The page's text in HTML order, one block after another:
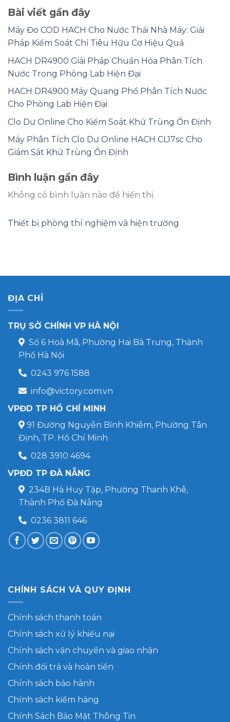
Bài viết gần đây
Máy Đo COD HACH Cho Nước Thải Nhà Máy: Giải
Pháp Kiểm Soát Chỉ Tiêu Hữu Cơ Hiệu Quả
HACH DR4900 Giải Pháp Chuẩn Hóa Phân Tích
Nước Trong Phòng Lab Hiện Đại
HACH DR4900 Máy Quang Phổ Phân Tích Nước
Cho Phòng Lab Hiện Đại
Clo Dư Online Cho Kiểm Soát Khử Trùng Ổn Định
Máy Phân Tích Clo Dư Online HACH CL17sc Cho
Giám Sát Khử Trùng Ổn Định
Bình luận gần đây
Không có bình luận nào để hiển thị.
Thiết bị phòng thí nghiệm và hiện trường
ĐỊA CHỈ
TRỤ SỞ CHÍNH VP HÀ NỘI
Số 6 Hoà Mã, Phường Hai Bà Trưng, Thành
Phố Hà Nội
0243 976 1588
info@victory.com.vn
VPĐD TP HỒ CHÍ MINH
91 Đường Nguyễn Bỉnh Khiêm, Phường Tân
Định, TP. Hồ Chí Minh
028 3910 4694
VPĐD TP ĐÀ NẴNG
234B Hà Huy Tập, Phường Thanh Khê,
Thành Phố Đà Nẵng
0236 3811 646
CHÍNH SÁCH VÀ QUY ĐỊNH
Chính sách thanh toán
Chính sách xử lý khiếu nại
Chính sách vận chuyển và giao nhận
Chính đổi trả và hoàn tiền
Chính sách bảo hành
Chính sách kiểm hàng
Chính Sách Bảo Mật Thông Tin